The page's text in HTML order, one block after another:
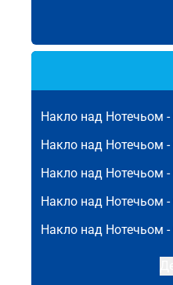
Накло над Нотечьом -
Накло над Нотечьом -
Накло над Нотечьом -
Накло над Нотечьом -
Накло над Нотечьом -